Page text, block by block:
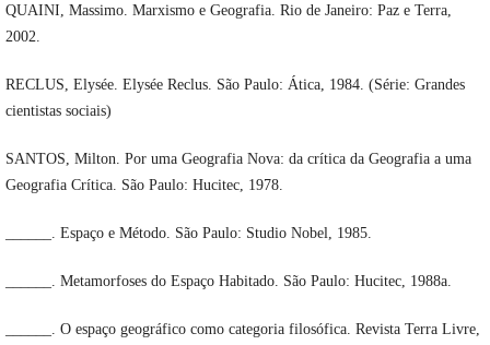
QUAINI, Massimo. Marxismo e Geografia. Rio de Janeiro: Paz e Terra,
2002.
RECLUS, Elysée. Elysée Reclus. São Paulo: Ática, 1984. (Série: Grandes
cientistas sociais)
SANTOS, Milton. Por uma Geografia Nova: da crítica da Geografia a uma
Geografia Crítica. São Paulo: Hucitec, 1978.
______. Espaço e Método. São Paulo: Studio Nobel, 1985.
______. Metamorfoses do Espaço Habitado. São Paulo: Hucitec, 1988a.
______. O espaço geográfico como categoria filosófica. Revista Terra Livre,